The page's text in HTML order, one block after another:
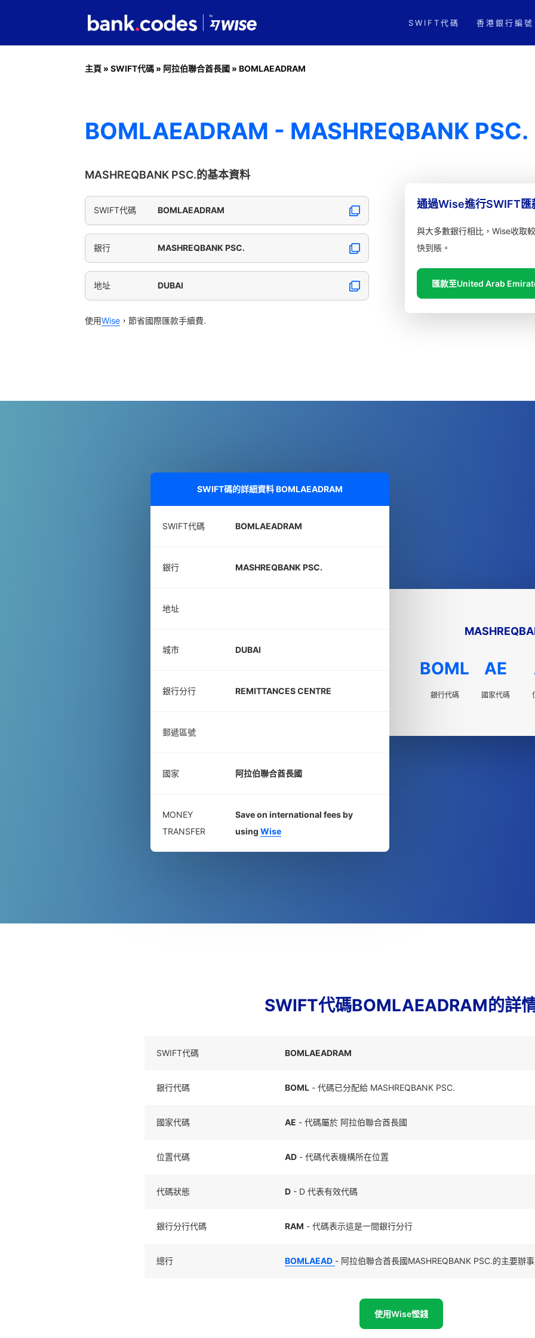
SWIFT代碼 香港銀行編號
主頁 » SWIFT代碼 » 阿拉伯聯合酋長國 » BOMLAEADRAM
BOMLAEADRAM - MASHREQBANK PSC.
MASHREQBANK PSC.的基本資料
SWIFT代碼 BOMLAEADRAM
銀行 MASHREQBANK PSC.
地址 DUBAI
使用Wise ，節省國際匯款手續費.
通過Wise進行SWIFT匯
與大多數銀行相比，Wise收取
快到賬。
匯款至United Arab
SWIFT碼的詳細資料BOMLAEADRAM
SWIFT代碼 BOMLAEADRAM
銀行 MASHREQBANK PSC.
地址
城市 DUBAI
銀行分行 REMITTANCES CENTRE
郵遞區號
國家 阿拉伯聯合酋長國
MONEY
TRANSFER
Save on international fees by
using Wise
BOML
銀行代碼
AE
國家代碼
SWIFT代碼BOMLAEADRAM的詳
SWIFT代碼 BOMLAEADRAM
銀行代碼 BOML - 代碼已分配給 MASHREQBANK PSC.
國家代碼 AE - 代碼屬於 阿拉伯聯合酋長國
位置代碼 AD - 代碼代表機構所在位置
代碼狀態 D - D 代表有效代碼
銀行分行代碼 RAM - 代碼表示這是一間銀行分行
總行 BOMLAEAD - 阿拉伯聯合酋長國MASHREQBANK PSC.的主要辦
使用Wise慳錢